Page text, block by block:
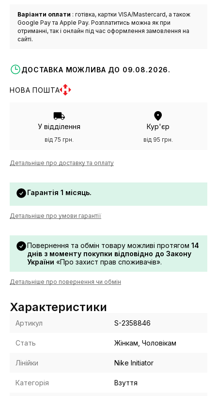
Варіанти оплати : готівка, картки VISA/Mastercard, а також
Google Pay та Apple Pay. Розплатитись можна як при
отриманні, так і онлайн під час оформлення замовлення на
сайті.
ДОСТАВКА МОЖЛИВА ДО 09.08.2026.
НОВА ПОШТА
У відділення
від 75 грн.
Кур'єр
від 95 грн.
Детальніше про доставку та оплату
Гарантія 1 місяць.
Детальніше про умови гарантії
Повернення та обмін товару можливі протягом 14
днів з моменту покупки відповідно до Закону
України «Про захист прав споживачів».
Детальніше про повернення чи обмін
Характеристики
Артикул S-2358846
Стать Жінкам, Чоловікам
Лінійки Nike Initiator
Категорія Взуття